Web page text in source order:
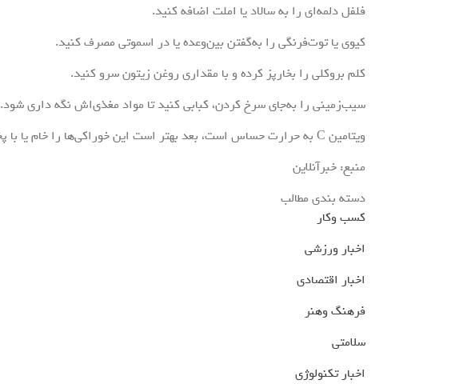
فلفل دلمه‌ای را به سالاد یا املت اضافه کنید.
کیوی یا توت‌فرنگی را به‌گفتن بین‌وعده یا در اسموتی مصرف کنید.
کلم بروکلی را بخارپز کرده و با مقداری روغن زیتون سرو کنید.
سیب‌زمینی را به‌جای سرخ کردن، کبابی کنید تا مواد مغذی‌اش نگه داری شود.
ویتامین C به حرارت حساس است، بعد بهتر است این خوراکی‌ها را خام یا با پخت ملایم مصرف کنید.
منبع: خبرآنلاین
دسته بندی مطالب
کسب وکار
اخبار ورزشی
اخبار اقتصادی
فرهنگ وهنر
سلامتی
اخبار تکنولوژی